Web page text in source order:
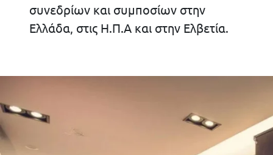
συνεδρίων και συμποσίων στην
Ελλάδα, στις Η.Π.Α και στην Ελβετία.